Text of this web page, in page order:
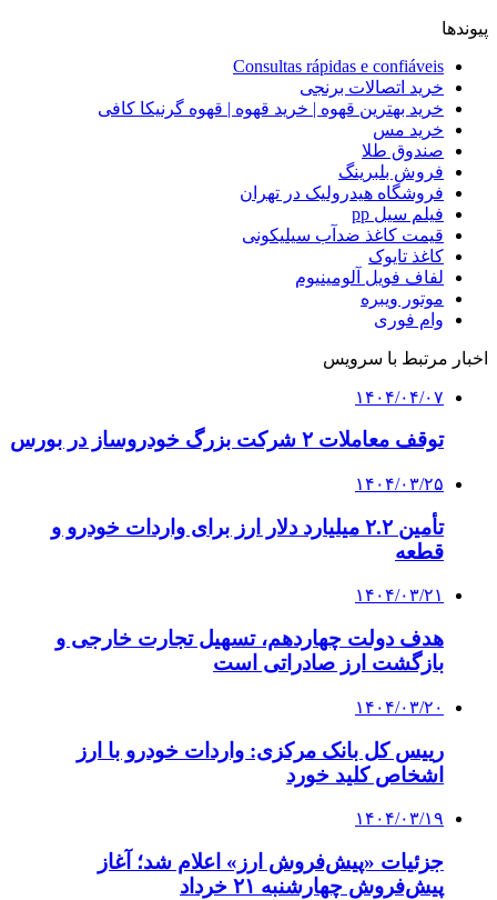
پیوندها
Consultas rápidas e confiáveis
خرید اتصالات برنجی
خرید بهترین قهوه | خرید قهوه | قهوه گرنیکا کافی
خرید مس
صندوق طلا
فروش بلبرینگ
فروشگاه هیدرولیک در تهران
فیلم سیل pp
قیمت کاغذ ضدآب سیلیکونی
کاغذ تایوک
لفاف فویل آلومینیوم
موتور ویبره
وام فوری
اخبار مرتبط با سرویس
۱۴۰۴/۰۴/۰۷
توقف معاملات ۲ شرکت بزرگ خودروساز در بورس
۱۴۰۴/۰۳/۲۵
تأمین ۲.۲ میلیارد دلار ارز برای واردات خودرو و
قطعه
۱۴۰۴/۰۳/۲۱
هدف دولت چهاردهم، تسهیل تجارت خارجی و
بازگشت ارز صادراتی است
۱۴۰۴/۰۳/۲۰
رییس کل بانک مرکزی: واردات خودرو با ارز
اشخاص کلید خورد
۱۴۰۴/۰۳/۱۹
جزئیات «پیش‌فروش ارز» اعلام شد؛ آغاز
پیش‌فروش چهارشنبه ۲۱ خرداد